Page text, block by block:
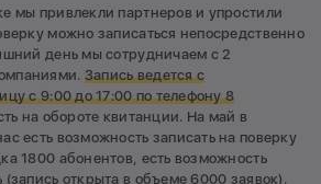
мы привлекли партнеров и упростили
можно записаться непосредственно
день мы сотрудничаем с 2
Запись ведется с
с 9:00 до 17:00 по телефону 8
на обороте квитанции. На май в
есть возможность записать на поверку
1800 абонентов, есть возможность
открыта в объеме 6000 заявок).